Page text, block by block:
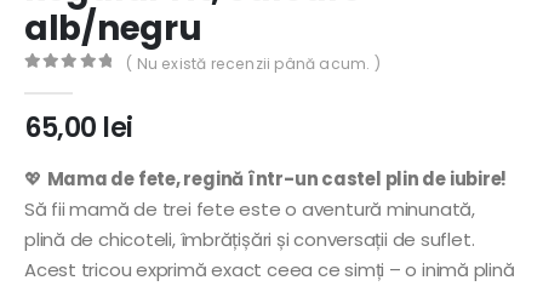
alb/negru
( Nu există recenzii până acum. )
65,00 lei
💖 Mama de fete, regină într-un castel plin de iubire!
Să fii mamă de trei fete este o aventură minunată,
plină de chicoteli, îmbrățișări și conversații de suflet.
Acest tricou exprimă exact ceea ce simți – o inimă plină